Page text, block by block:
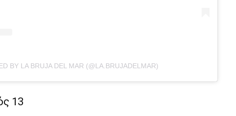
BY LA BRUJA DEL MAR (@LA.BRUJADELMAR)
13